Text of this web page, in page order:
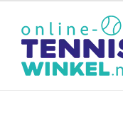
inhoud